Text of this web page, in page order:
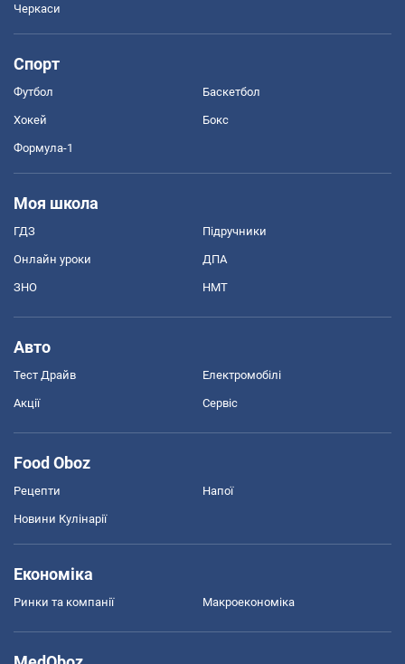
Черкаси
Спорт
Футбол Баскетбол
Хокей Бокс
Формула-1
Моя школа
ГДЗ Підручники
Онлайн уроки ДПА
ЗНО НМТ
Авто
Тест Драйв Електромобілі
Акції Сервіс
Food Oboz
Рецепти Напої
Новини Кулінарії
Економіка
Ринки та компанії Макроекономіка